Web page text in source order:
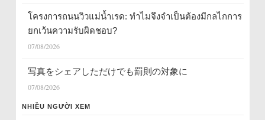
โครงการถนนวิวแม่น้ำเรด: ทำไมจึงจำเป็นต้องมีกลไกการ
ยกเว้นความรับผิดชอบ?
07/08/2026
写真をシェアしただけでも罰則の対象に
07/08/2026
NHIỀU NGƯỜI XEM